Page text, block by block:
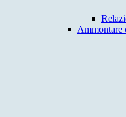
Ammontare